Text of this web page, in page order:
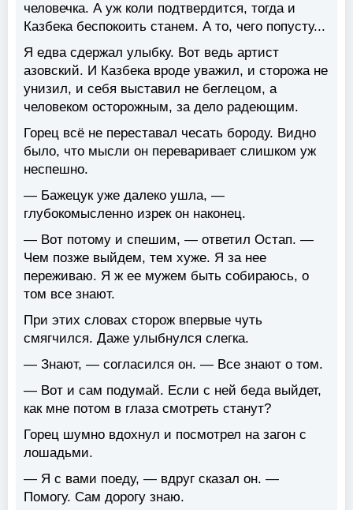
человечка. А уж коли подтвердится, тогда и
Казбека беспокоить станем. А то, чего попусту...
Я едва сдержал улыбку. Вот ведь артист
азовский. И Казбека вроде уважил, и сторожа не
унизил, и себя выставил не беглецом, а
человеком осторожным, за дело радеющим.
Горец всё не переставал чесать бороду. Видно
было, что мысли он переваривает слишком уж
неспешно.
— Бажецук уже далеко ушла, —
глубокомысленно изрек он наконец.
— Вот потому и спешим, — ответил Остап. —
Чем позже выйдем, тем хуже. Я за нее
переживаю. Я ж ее мужем быть собираюсь, о
том все знают.
При этих словах сторож впервые чуть
смягчился. Даже улыбнулся слегка.
— Знают, — согласился он. — Все знают о том.
— Вот и сам подумай. Если с ней беда выйдет,
как мне потом в глаза смотреть станут?
Горец шумно вдохнул и посмотрел на загон с
лошадьми.
— Я с вами поеду, — вдруг сказал он. —
Помогу. Сам дорогу знаю.